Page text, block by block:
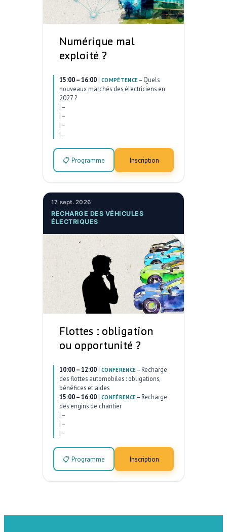
Numérique mal
exploité ?
15:00 – 16:00 | COMPÉTENCE – Quels
nouveaux marchés des électriciens en
2027 ?
| –
| –
| –
| –
📋 Programme Inscription
17 sept. 2026
RECHARGE DES VÉHICULES
ÉLECTRIQUES
Flottes : obligation
ou opportunité ?
10:00 – 12:00 | CONFÉRENCE – Recharge
des flottes automobiles : obligations,
bénéfices et aides
15:00 – 16:00 | CONFÉRENCE – Recharge
des engins de chantier
| –
| –
| –
📋 Programme Inscription